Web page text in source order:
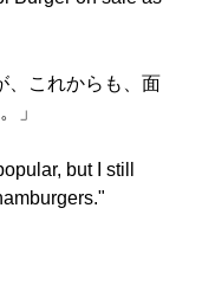
、これからも、面
」
but I still